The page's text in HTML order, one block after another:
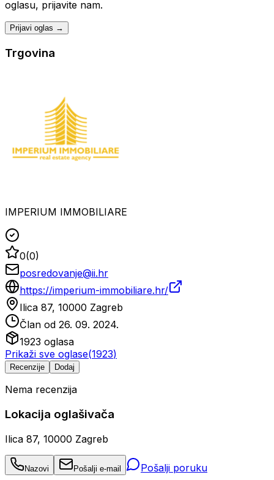
oglasu, prijavite nam.
Prijavi oglas →
Trgovina
IMPERIUM IMMOBILIARE
0(0)
posredovanje@ii.hr
https://imperium-immobiliare.hr/
Ilica 87, 10000 Zagreb
Član od 26. 09. 2024.
1923 oglasa
Prikaži sve oglase(1923)
Recenzije Dodaj
Nema recenzija
Lokacija oglašivača
Ilica 87, 10000 Zagreb
Nazovi Pošalji e-mail Pošalji poruku